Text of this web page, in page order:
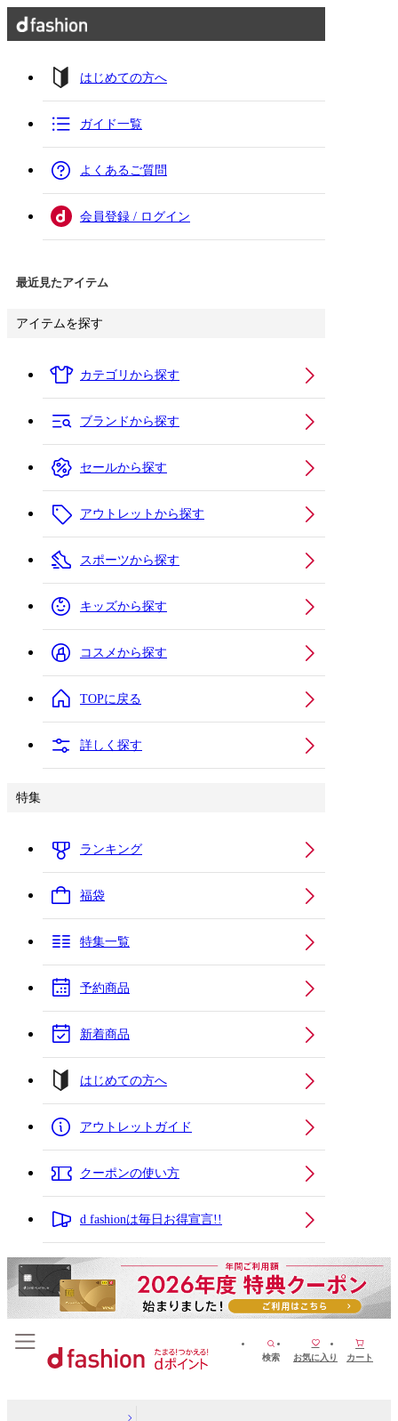
はじめての方へ
ガイド一覧
よくあるご質問
会員登録 / ログイン
最近見たアイテム
アイテムを探す
カテゴリから探す
ブランドから探す
セールから探す
アウトレットから探す
スポーツから探す
キッズから探す
コスメから探す
TOPに戻る
詳しく探す
特集
ランキング
福袋
特集一覧
予約商品
新着商品
はじめての方へ
アウトレットガイド
クーポンの使い方
d fashionは毎日お得宣言!!
検索 お気に入り カート